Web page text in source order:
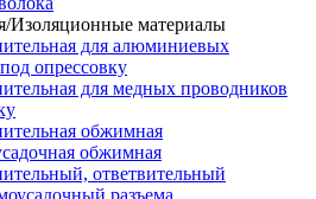
Изоляционные материалы
для алюминиевых
опрессовку
для медных проводников
обжимная
обжимная
ответвительный
разъема